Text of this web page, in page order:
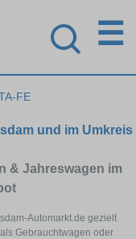
☰
FE
und im Umkreis
& Jahreswagen im
Automarkt.de gezielt
Gebrauchtwagen oder